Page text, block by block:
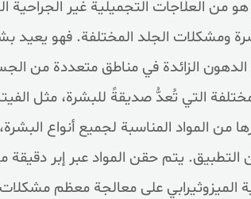
هو من العلاجات التجميلية غير
ومشكلات الجلد المختلفة. فهو يعيد
الدهون الزائدة في مناطق متعددة من
التي تُعدُّ صديقةً للبشرة، مثل
من المواد المناسبة لجميع أنواع
التطبيق. يتم حقن المواد عبر إبر
الميزوثيرابي على معالجة معظم